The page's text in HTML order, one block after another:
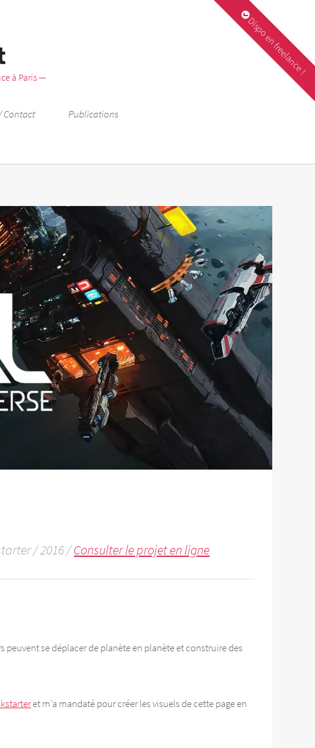
Dispo en freelance !
à Paris —
Contact Publications
/ 2016 /Consulter le projet en ligne
peuvent se déplacer de planète en planète et construire des
et m’a mandaté pour créer les visuels de cette page en